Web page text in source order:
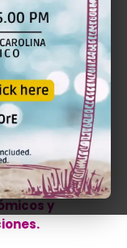
en
120
en
y